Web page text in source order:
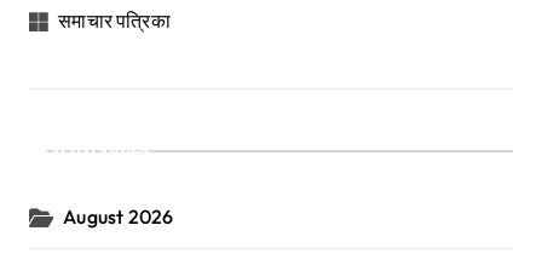
समाचार पत्रिका
Archives
August 2026